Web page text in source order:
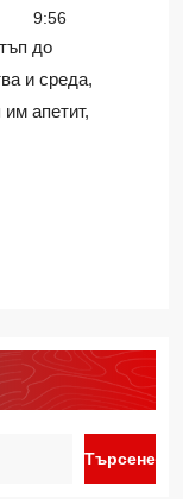
9:56
и среда,
апетит,
Търсене